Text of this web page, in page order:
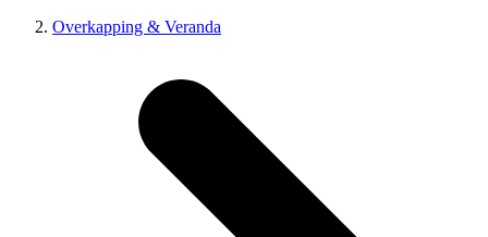
Overkapping & Veranda